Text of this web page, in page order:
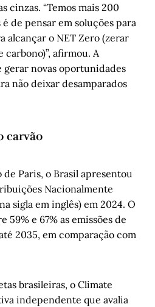
cinzas. “Temos mais 200
de pensar em soluções para
alcançar o NET Zero (zerar
carbono)”, afirmou. A
novas oportunidades
não deixar desamparados
carvão
Paris, o Brasil apresentou
Nacionalmente
sigla em inglês) em 2024. O
e 67% as emissões de
2035, em comparação com
brasileiras, o Climate
independente que avalia